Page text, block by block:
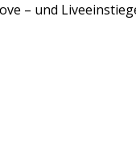
– und